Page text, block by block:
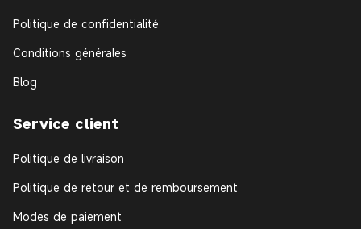
Politique de confidentialité
Conditions générales
Blog
Service client
Politique de livraison
Politique de retour et de remboursement
Modes de paiement